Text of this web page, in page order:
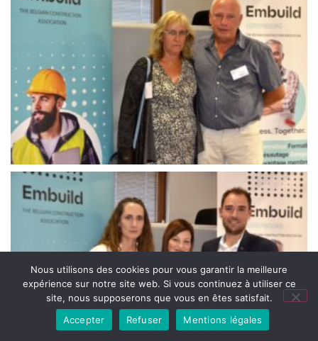
Nous utilisons des cookies pour vous garantir la meilleure
expérience sur notre site web. Si vous continuez à utiliser ce
site, nous supposerons que vous en êtes satisfait.
Accepter
Refuser Mentions légales